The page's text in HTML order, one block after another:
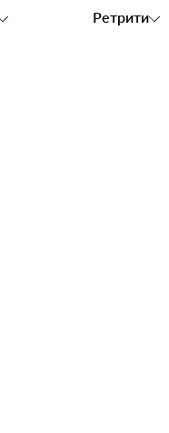
Ретрити